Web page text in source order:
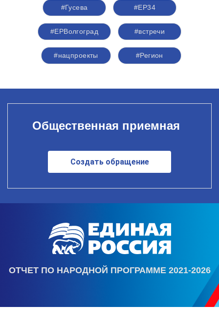
#Гусева #ЕР34
#ЕРВолгоград #встречи
#нацпроекты #Регион
Общественная приемная
Создать обращение
ОТЧЕТ ПО НАРОДНОЙ ПРОГРАММЕ 2021-2026